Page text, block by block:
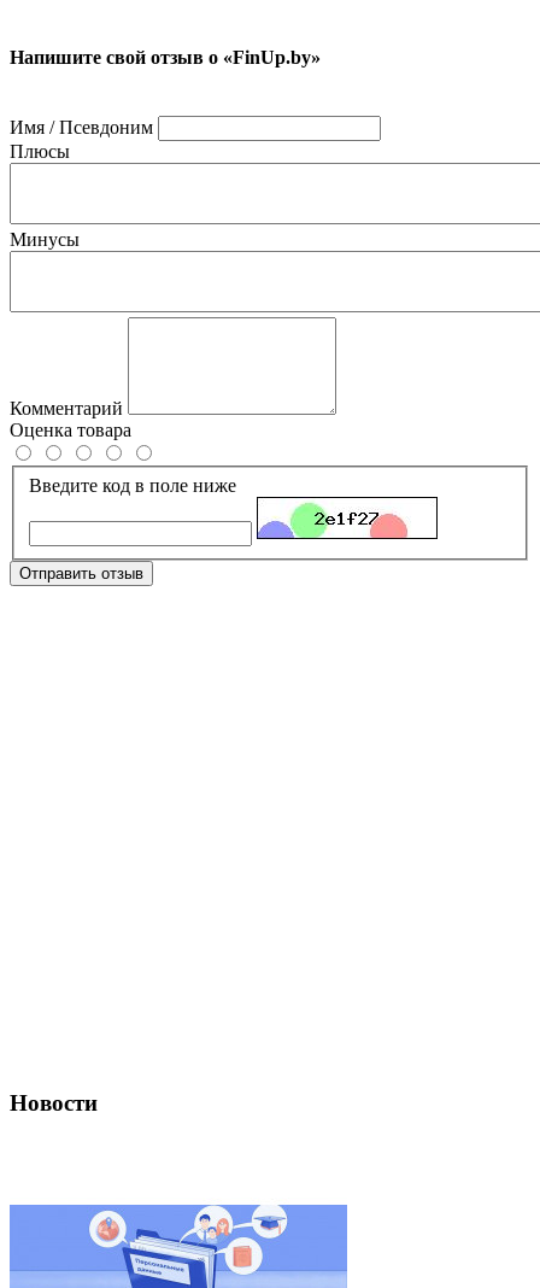
Напишите свой отзыв о «FinUp.by»
Имя / Псевдоним
Плюсы
Минусы
Комментарий
Оценка товара
Введите код в поле ниже
Отправить отзыв
Новости